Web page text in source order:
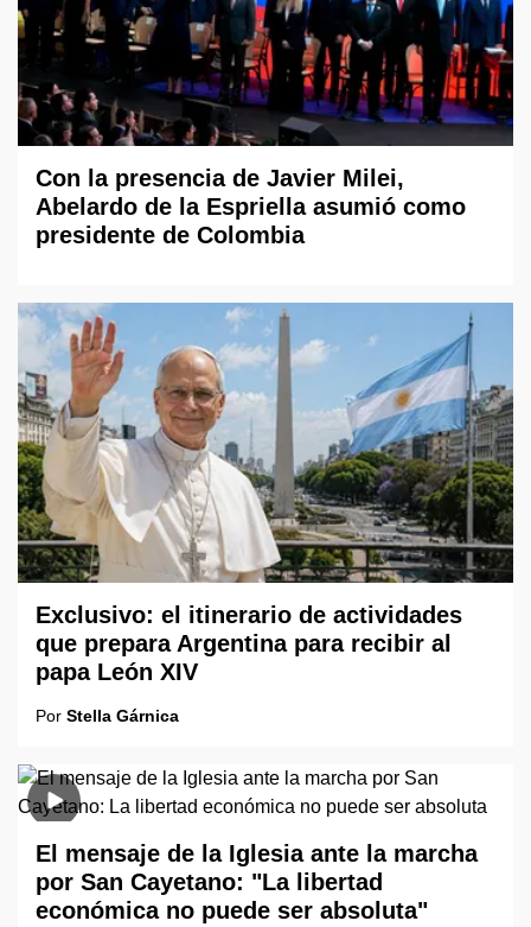
Con la presencia de Javier Milei,
Abelardo de la Espriella asumió como
presidente de Colombia
Exclusivo: el itinerario de actividades
que prepara Argentina para recibir al
papa León XIV
Por Stella Gárnica
El mensaje de la Iglesia ante la marcha
por San Cayetano: "La libertad
económica no puede ser absoluta"